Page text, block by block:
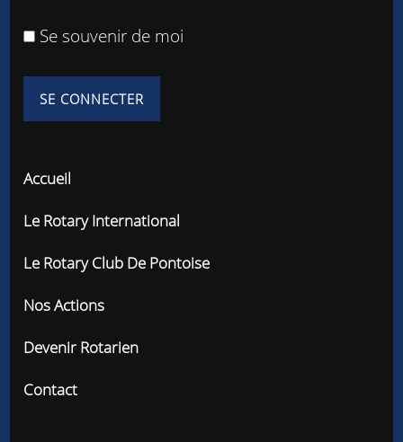
Se souvenir de moi
Accueil
Le Rotary International
Le Rotary Club De Pontoise
Nos Actions
Devenir Rotarien
Contact